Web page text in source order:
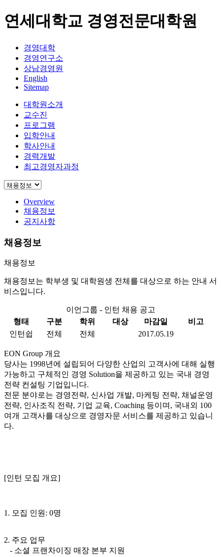
연세대학교 경영전문대학원
경영대학
경영연구소
상남경영원
English
Sitemap
대학원소개
교수진
프로그램
입학안내
학사안내
경력개발
최고경영자과정
Overview
채용정보
공지사항
채용정보
채용정보
채용정보는 학부생 및 대학원생 전체를 대상으로 하는 안내 서
비스입니다.
이언그룹 - 인턴 채용 공고
형태
구분 학위 대상 마감일
비고
인턴쉽
전체 전체 2017.05.19
EON Group 개요
당사는 1998년에 설립되어 다양한 산업의 고객사에 대해 실행
가능하고 구체적인 경영 Solution을 제공하고 있는 국내 경영
전략 컨설팅 기업입니다.
전문 분야로는 경영전략, 신사업 개발, 마케팅 전략, 채널운영
전략, 인사조직 전략, 기업 교육, Coaching 등이며, 국내외 100
여개 고객사를 대상으로 경영자문 서비스를 제공하고 있습니
다.
[인턴 모집 개요]
1. 모집 인원: 0명
2. 주요 업무
- 소셜 프랜차이징 매장 본부 지원